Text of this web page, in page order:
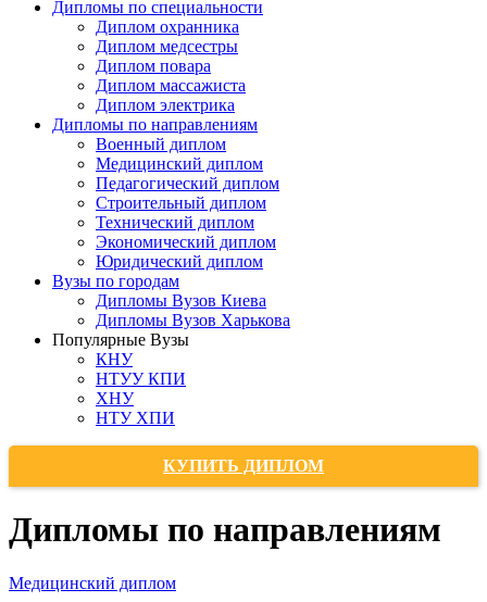
Дипломы по специальности
Диплом охранника
Диплом медсестры
Диплом повара
Диплом массажиста
Диплом электрика
Дипломы по направлениям
Военный диплом
Медицинский диплом
Педагогический диплом
Строительный диплом
Технический диплом
Экономический диплом
Юридический диплом
Вузы по городам
Дипломы Вузов Киева
Дипломы Вузов Харькова
Популярные Вузы
КНУ
НТУУ КПИ
ХНУ
НТУ ХПИ
КУПИТЬ ДИПЛОМ
Дипломы по направлениям
Медицинский диплом